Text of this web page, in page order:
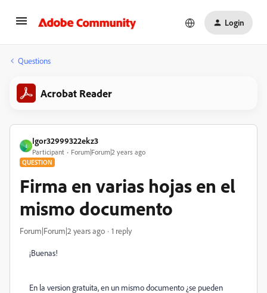
Login
Questions
Acrobat Reader
I
Igor32999322ekz3
Participant Forum|Forum|2 years ago
QUESTION
Firma en varias hojas en el
mismo documento
Forum|Forum|2 years ago 1 reply
¡Buenas!
En la version gratuita, en un mismo documento ¿se pueden